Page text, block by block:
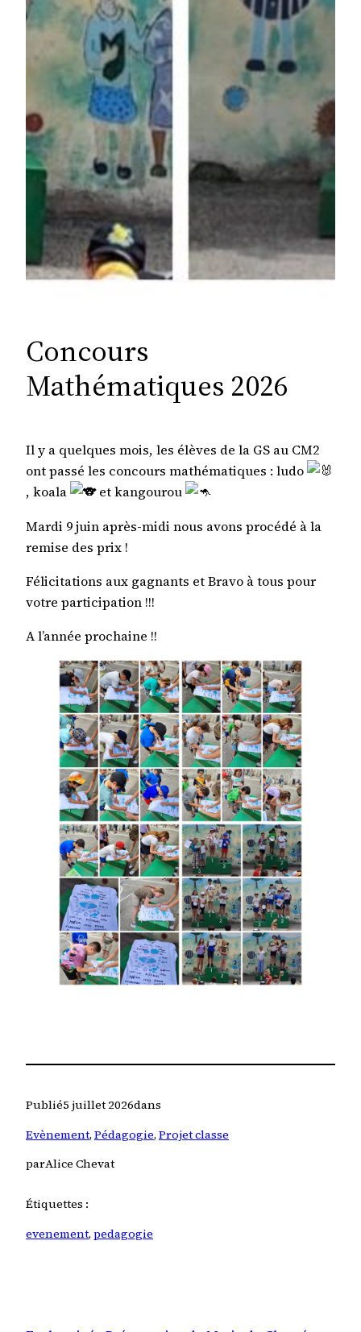
Concours
Mathématiques 2026
Il y a quelques mois, les élèves de la GS au CM2
ont passé les concours mathématiques : ludo
, koala
et kangourou
Mardi 9 juin après-midi nous avons procédé à la
remise des prix !
Félicitations aux gagnants et Bravo à tous pour
votre participation !!!
A l’année prochaine !!
Publié5 juillet 2026dans
Evènement, Pédagogie, Projet classe
parAlice Chevat
Étiquettes :
evenement, pedagogie